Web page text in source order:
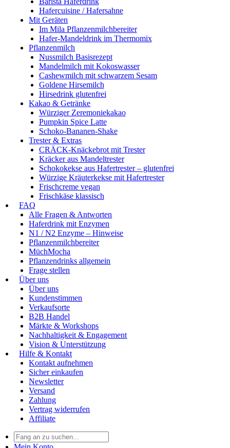
Hafercuisine / Hafersahne
Mit Geräten
Im Mila Pflanzenmilchbereiter
Hafer-Mandeldrink im Thermomix
Pflanzenmilch
Nussmilch Basisrezept
Mandelmilch mit Kokoswasser
Cashewmilch mit schwarzem Sesam
Goldene Hirsemilch
Hirsedrink glutenfrei
Kakao & Getränke
Würziger Zeremoniekakao
Pumpkin Spice Latte
Schoko-Bananen-Shake
Trester & Extras
CRÄCK-Knäckebrot mit Trester
Kräcker aus Mandeltrester
Schokokekse aus Hafertrester – glutenfrei
Würzige Kräuterkekse mit Hafertrester
Frischcreme vegan
Frischkäse klassisch
FAQ
Alle Fragen & Antworten
Haferdrink mit Enzymen
N1 / N2 Enzyme – Hinweise
Pflanzenmilchbereiter
MüchMocha
Pflanzendrinks allgemein
Frage stellen
Über uns
Über uns
Kundenstimmen
Verkaufsorte
B2B Handel
Märkte & Workshops
Nachhaltigkeit & Engagement
Vision & Unterstützung
Hilfe & Kontakt
Kontakt aufnehmen
Sicher einkaufen
Newsletter
Versand
Zahlung
Vertrag widerrufen
Affiliate